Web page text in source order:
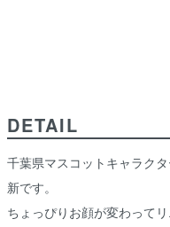
DETAIL
千葉県マスコットキャラク
新です。
ちょっぴりお顔が変わって